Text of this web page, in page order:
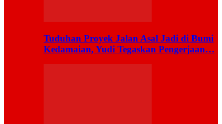
Tuduhan Proyek Jalan Asal Jadi di Bumi
Kedamaian, Yudi Tegaskan Pengerjaan…